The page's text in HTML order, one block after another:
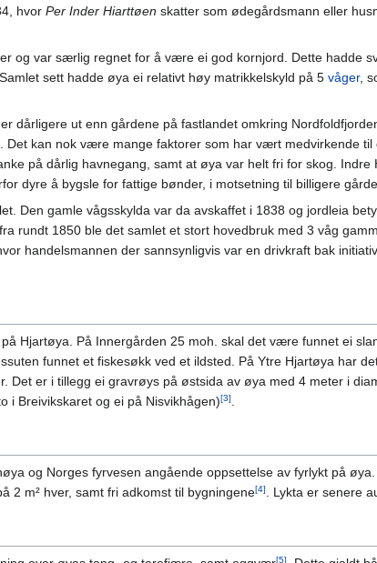
hvor Per Inder Hiarttøen skatter som ødegårdsmann eller
og var særlig regnet for å være ei god kornjord. Dette hadde
sett hadde øya ei relativt høy matrikkelskyld på 5 våger,
dårligere ut enn gårdene på fastlandet omkring
Det kan nok være mange faktorer som har vært medvirkende
på dårlig havnegang, samt at øya var helt fri for skog.
dyre å bygsle for fattige bønder, i motsetning til billigere
Den gamle vågsskylda var da avskaffet i 1838 og jordleia
rundt 1850 ble det samlet et stort hovedbruk med 3 våg
handelsmannen der sannsynligvis var en drivkraft bak
Hjartøya. På Innergården 25 moh. skal det være funnet ei
funnet et fiskesøkk ved et ildsted. På Ytre Hjartøya har
Det er i tillegg ei gravrøys på østsida av øya med 4 meter i
i Breivikskaret og ei på Nisvikhågen)[3].
og Norges fyrvesen angående oppsettelse av fyrlykt på
2 m² hver, samt fri adkomst til bygningene[4]. Lykta er senere
[5]